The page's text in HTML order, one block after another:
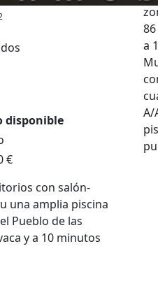
disponible
€
con salón-
una amplia piscina
Pueblo de las
y a 10 minutos
a
A/